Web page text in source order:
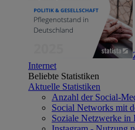
Internet
Beliebte Statistiken
Aktuelle Statistiken
Anzahl der Social-
Social Networks mit
Soziale Netzwerke in